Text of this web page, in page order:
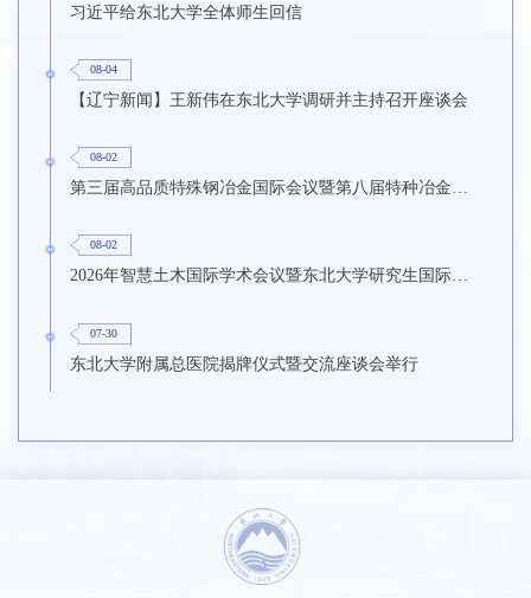
习近平给东北大学全体师生回信
08-04
【辽宁新闻】王新伟在东北大学调研并主持召开座谈会
08-02
08-02
2026年智慧土木国际学术会议暨东北大学研究生国际暑期学校第九期在东北大学召开
07-30
东北大学附属总医院揭牌仪式暨交流座谈会举行